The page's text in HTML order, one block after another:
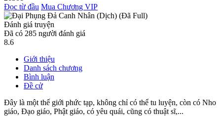
Đọc từ đầu Mua Chương VIP
Đánh giá truyện
Đã có 285 người đánh giá
8.6
Giới thiệu
Danh sách chương
Bình luận
Đề cử
Đây là một thế giới phức tạp, không chỉ có thể tu luyện, còn có Nho
giáo, Đạo giáo, Phật giáo, có yêu quái, cũng có thuật sĩ,...